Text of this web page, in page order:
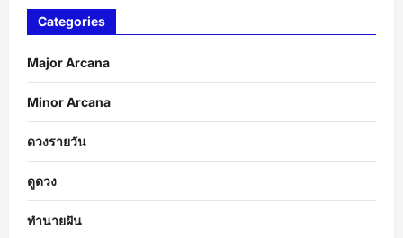
Categories
Major Arcana
Minor Arcana
ดวงรายวัน
ดูดวง
ทำนายฝัน